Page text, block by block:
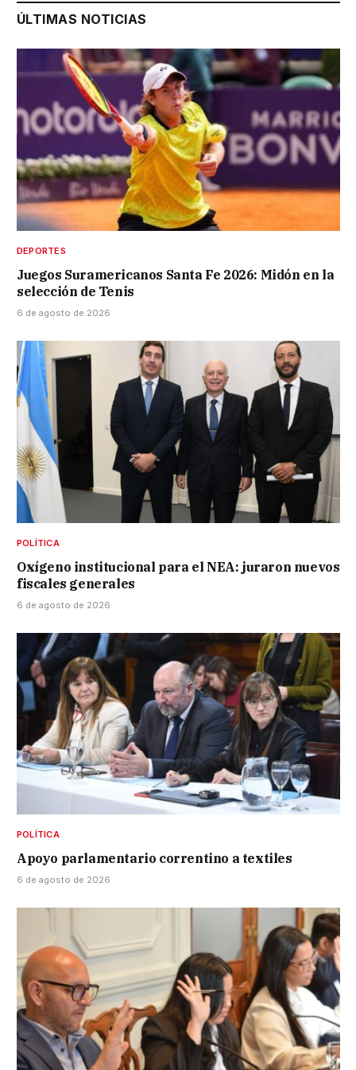
ÚLTIMAS NOTICIAS
DEPORTES
Juegos Suramericanos Santa Fe 2026: Midón en la
selección de Tenis
6 de agosto de 2026
POLÍTICA
Oxígeno institucional para el NEA: juraron nuevos
fiscales generales
6 de agosto de 2026
POLÍTICA
Apoyo parlamentario correntino a textiles
6 de agosto de 2026